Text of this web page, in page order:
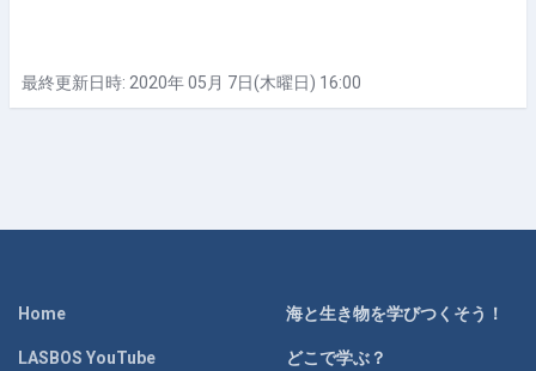
最終更新日時: 2020年 05月 7日(木曜日) 16:00
Home
LASBOS YouTube
海と生き物を学びつくそう！
どこで学ぶ？